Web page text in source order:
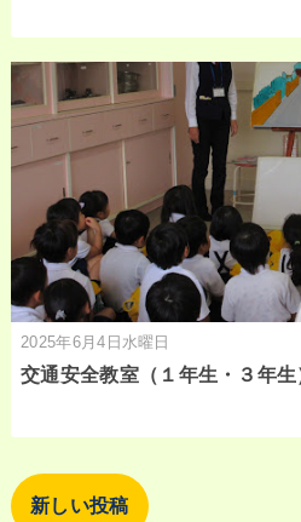
2025年6月4日水曜日
交通安全教室（１年生・３年
新しい投稿